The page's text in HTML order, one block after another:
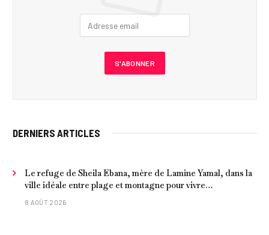
DERNIERS ARTICLES
Le refuge de Sheila Ebana, mère de Lamine Yamal, dans la
ville idéale entre plage et montagne pour vivre
tranquillement près de Barcelone
8 AOÛT 2026